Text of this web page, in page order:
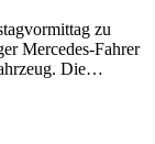
zu
Mercedes-Fahrer
Die…